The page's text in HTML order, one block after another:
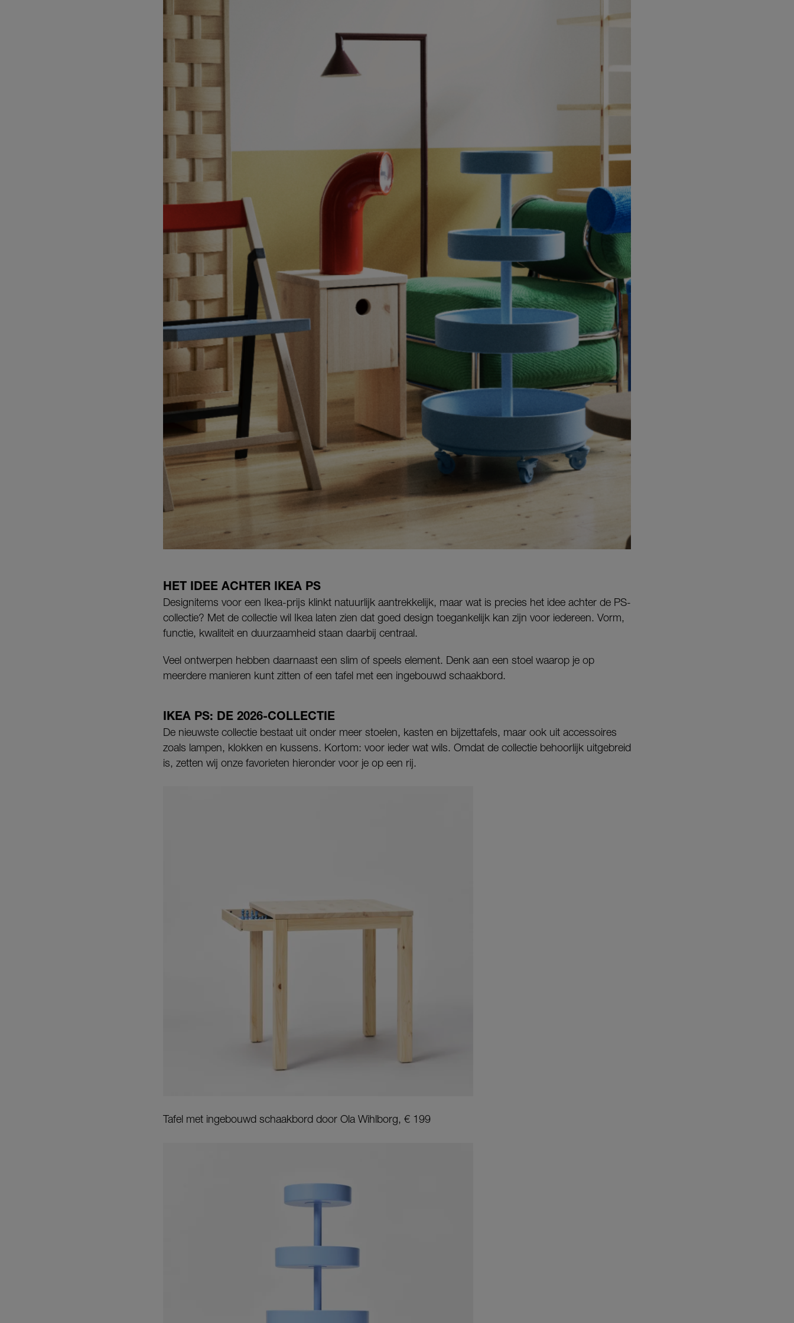
HET IDEE ACHTER IKEA PS
Designitems voor een Ikea-prijs klinkt natuurlijk aantrekkelijk, maar wat is precies het idee achter de PS-
collectie? Met de collectie wil Ikea laten zien dat goed design toegankelijk kan zijn voor iedereen. Vorm,
functie, kwaliteit en duurzaamheid staan daarbij centraal.
Veel ontwerpen hebben daarnaast een slim of speels element. Denk aan een stoel waarop je op
meerdere manieren kunt zitten of een tafel met een ingebouwd schaakbord.
IKEA PS: DE 2026-COLLECTIE
De nieuwste collectie bestaat uit onder meer stoelen, kasten en bijzettafels, maar ook uit accessoires
zoals lampen, klokken en kussens. Kortom: voor ieder wat wils. Omdat de collectie behoorlijk uitgebreid
is, zetten wij onze favorieten hieronder voor je op een rij.
Tafel met ingebouwd schaakbord door Ola Wihlborg, € 199